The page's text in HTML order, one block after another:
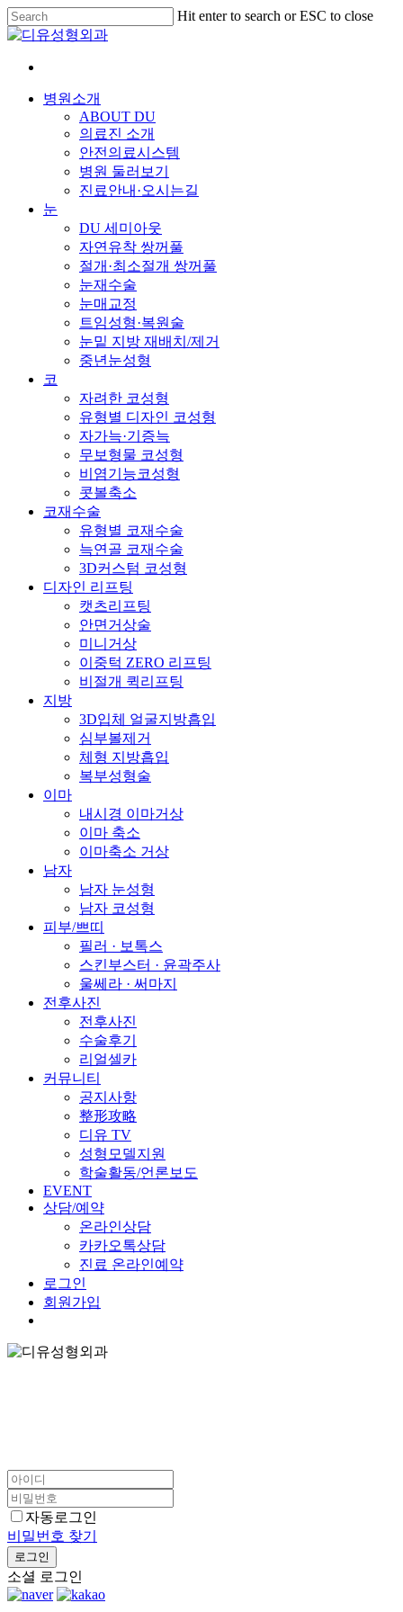
Skip
to
main
content
Hit enter to search or ESC to close
Close
Menu
병원소개
ABOUT DU
의료진 소개
안전의료시스템
병원 둘러보기
진료안내·오시는길
눈
DU 세미아웃
자연유착 쌍꺼풀
절개·최소절개 쌍꺼풀
눈재수술
눈매교정
트임성형·복원술
눈밑 지방 재배치/제거
중년눈성형
코
자려한 코성형
유형별 디자인 코성형
자가늑·기증늑
무보형물 코성형
비염기능코성형
콧볼축소
코재수술
유형별 코재수술
늑연골 코재수술
3D커스텀 코성형
디자인 리프팅
캣츠리프팅
안면거상술
미니거상
이중턱 ZERO 리프팅
비절개 퀵리프팅
지방
3D입체 얼굴지방흡입
심부볼제거
체형 지방흡입
복부성형술
이마
내시경 이마거상
이마 축소
이마축소 거상
남자
남자 눈성형
남자 코성형
피부/쁘띠
필러 · 보톡스
스킨부스터 · 윤곽주사
울쎄라 · 써마지
전후사진
전후사진
수술후기
리얼셀카
커뮤니티
공지사항
整形攻略
디유 TV
성형모델지원
학술활동/언론보도
EVENT
상담/예약
온라인상담
카카오톡상담
진료 온라인예약
로그인
회원가입
자동로그인
비밀번호 찾기
로그인
소셜 로그인